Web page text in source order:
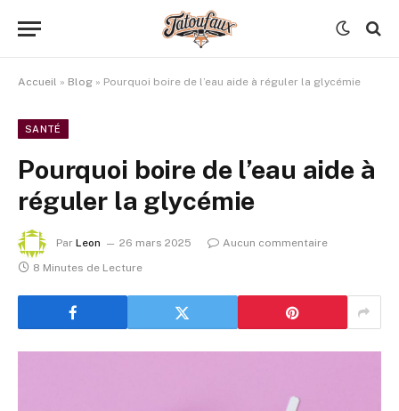
Accueil » Blog » Pourquoi boire de l’eau aide à réguler la glycémie
SANTÉ
Pourquoi boire de l’eau aide à
réguler la glycémie
Par Leon 26 mars 2025
Aucun commentaire
8 Minutes de Lecture